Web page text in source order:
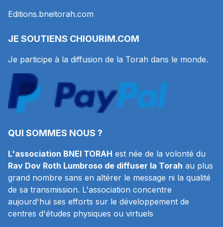
Editions.bneitorah.com
JE SOUTIENS CHIOURIM.COM
Je participe à la diffusion de la Torah dans le monde.
QUI SOMMES NOUS ?
L'association BNEI TORAH est née de la volonté du
Rav Dov Roth Lumbroso de diffuser la Torah au plus
grand nombre sans en altérer le message ni la qualité
de sa transmission. L'association concentre
aujourd'hui ses efforts sur le développement de
centres d'études physiques ou virtuels